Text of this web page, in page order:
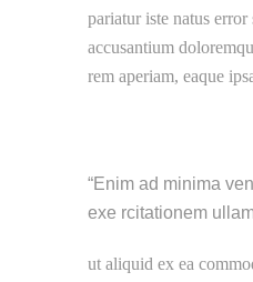
pariatur iste natus
accusantium
rem aperiam, eaque
Enim ad minima
exe rcitationem
ut aliquid ex ea